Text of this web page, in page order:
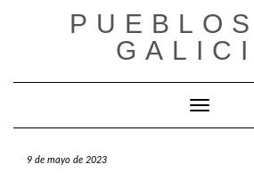
Cambiar
9 de mayo de 2023